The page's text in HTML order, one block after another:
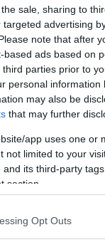
sale, sharing to
advertising
note that after
ads based on
parties prior to
personal information
may also be
that may further
app uses one
not limited to your
its third-party
section.
Opt Outs
su Instagram